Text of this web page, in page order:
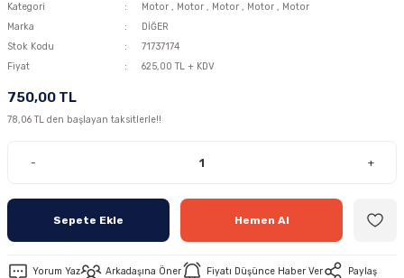
Kategori Motor , Motor , Motor , Motor , Motor
Marka
DİĞER
Stok Kodu
71737174
Fiyat
625,00 TL + KDV
750,00 TL
78,06 TL den başlayan taksitlerle!!
- +
Sepete Ekle Hemen Al
Yorum Yaz Arkadaşına Öner Fiyatı Düşünce Haber Ver
Paylaş